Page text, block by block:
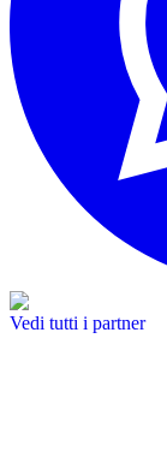
Vedi tutti i partner